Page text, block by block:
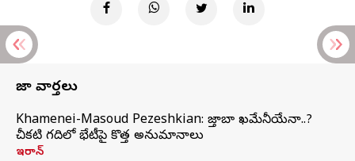
తాజా వార్తలు
Khamenei-Masoud Pezeshkian: మొజ్తాబా ఖమేనీయేనా..?
చీకటి గదిలో భేటీపై కొత్త అనుమానాలు
ఇరాన్